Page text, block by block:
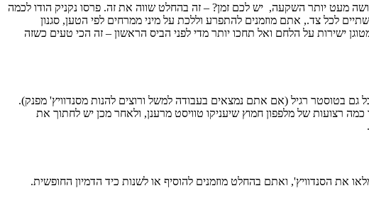
מעט יותר השקעה, יש לכם זמן? – זה בהחלט שווה את זה. פרסו נקניק הודו לכמה
לכל צד., אתם מוזמנים להתפרע וללכת על מיני ממרחים לפי הטען, סגנון
ישירות על הלחם ואל תחכו יותר מדי לפני הביס הראשון – זה הכי טעים כשזה
בטוסטר רגיל (אם אתם נמצאים בעבודה למשל ורוצים להנות מסנדוויץ' מפנק).
רצועות של מלפפון חמוץ שיעניקו טוויסט מרענן, ולאחר מכן יש לחתוך את
את הסנדוויץ', ואתם בהחלט מוזמנים להוסיף או לשנות כיד הדמיון החופשית.